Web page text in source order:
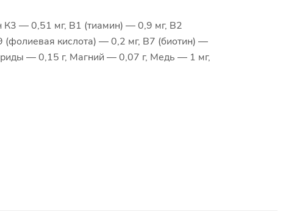
— 0,51 мг, В1 (тиамин) — 0,9 мг, В2
кислота) — 0,2 мг, В7 (биотин) —
— 0,15 г, Магний — 0,07 г, Медь — 1 мг,